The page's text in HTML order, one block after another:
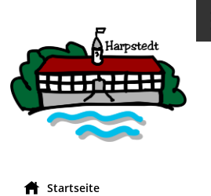
Startseite